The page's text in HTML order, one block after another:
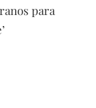
para